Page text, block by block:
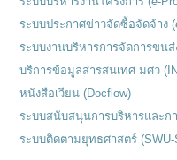
ระบบประกาศข่าวจัดซื้อจัดจ้าง
ระบบงานบริหารการจัดการขน
บริการข้อมูลสารสนเทศ มศว
หนังสือเวียน (Docflow)
ระบบสนับสนุนการบริหารและก
ระบบติดตามยุทธศาสตร์ (SWU-